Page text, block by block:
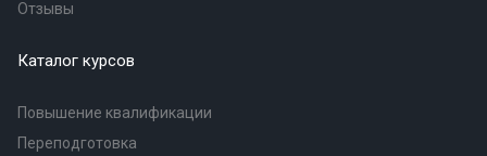
Отзывы
Каталог курсов
Повышение квалификации
Переподготовка